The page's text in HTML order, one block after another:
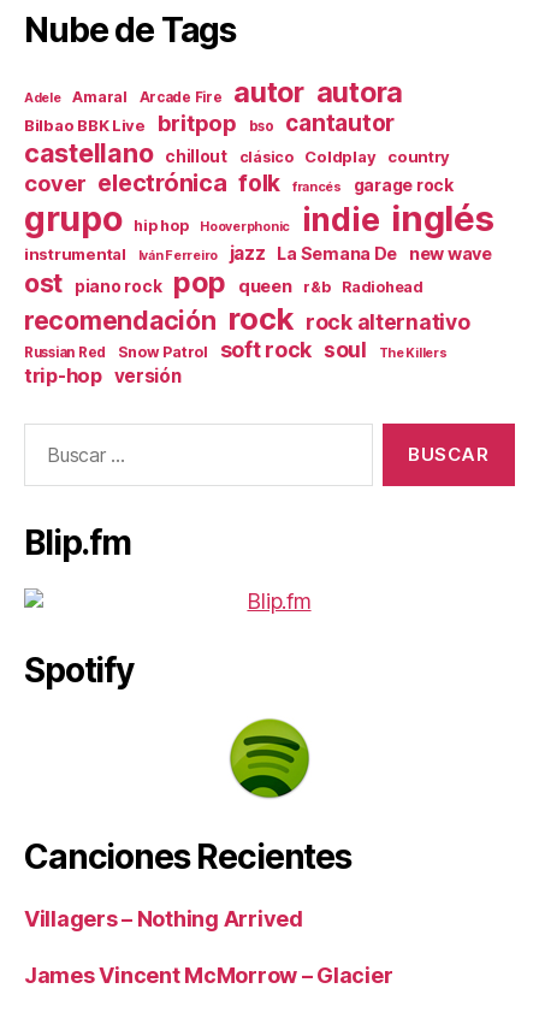
Nube de Tags
Adele Amaral Arcade Fire autor autora
Bilbao BBK Live britpop bso cantautor
castellano chillout clásico Coldplay country
cover electrónica folk francés garage rock
grupo hip hop Hooverphonic indie inglés
instrumental Iván Ferreiro jazz La Semana De new wave
ost piano rock pop queen r&b Radiohead
recomendación rock rock alternativo
Russian Red Snow Patrol soft rock soul The Killers
trip-hop versión
Blip.fm
Spotify
Canciones Recientes
Villagers – Nothing Arrived
James Vincent McMorrow – Glacier